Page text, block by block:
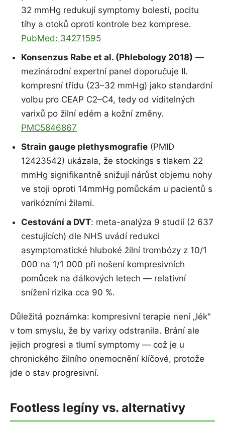
32 mmHg redukují symptomy bolesti, pocitu
tíhy a otoků oproti kontrole bez komprese.
PubMed: 34271595
Konsenzus Rabe et al. (Phlebology 2018) —
mezinárodní expertní panel doporučuje II.
kompresní třídu (23–32 mmHg) jako standardní
volbu pro CEAP C2–C4, tedy od viditelných
varixů po žilní edém a kožní změny.
PMC5846867
Strain gauge plethysmografie (PMID
12423542) ukázala, že stockings s tlakem 22
mmHg signifikantně snižují nárůst objemu nohy
ve stoji oproti 14mmHg pomůckám u pacientů s
varikózními žilami.
Cestování a DVT: meta-analýza 9 studií (2 637
cestujících) dle NHS uvádí redukci
asymptomatické hluboké žilní trombózy z 10/1
000 na 1/1 000 při nošení kompresivních
pomůcek na dálkových letech — relativní
snížení rizika cca 90 %.
Důležitá poznámka: kompresivní terapie není „lék"
v tom smyslu, že by varixy odstranila. Brání ale
jejich progresi a tlumí symptomy — což je u
chronického žilního onemocnění klíčové, protože
jde o stav progresivní.
Footless legíny vs. alternativy